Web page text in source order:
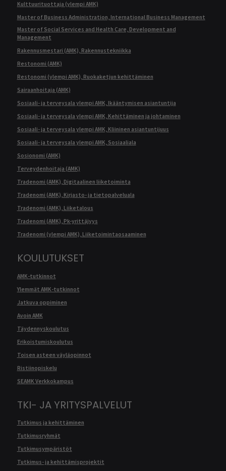
Kulttuurituottaja (ylempi AMK)
Master of Business Administration, International Business Management
Master of Social Services and Health Care, Development and
Management
Rakennusmestari (AMK), Rakennustekniikka
Restonomi (AMK)
Restonomi (ylempi AMK), Ruokaketjun kehittäminen
Sairaanhoitaja (AMK)
Sosiaali- ja terveysala ylempi AMK, Ikääntymisen asiantuntija
Sosiaali- ja terveysala ylempi AMK, Kehittäminen ja johtaminen
Sosiaali- ja terveysala ylempi AMK, Kliininen asiantuntijuus
Sosiaali- ja terveysala ylempi AMK, Sosiaaliala
Sosionomi (AMK)
Terveydenhoitaja (AMK)
Tradenomi (AMK), Digitaalinen liiketoiminta
Tradenomi (AMK), Kirjasto- ja tietopalveluala
Tradenomi (AMK), Liiketalous
Tradenomi (AMK), Pk-yrittäjyys
Tradenomi (ylempi AMK), Liiketoimintaosaaminen
KOULUTUKSET
AMK-tutkinnot
Ylemmät AMK-tutkinnot
Jatkuva oppiminen
Avoin AMK
Täydennyskoulutus
Erikoistumiskoulutus
Toisen asteen väyläopinnot
Ristiinopiskelu
SEAMK Verkkokampus
TKI- JA YRITYSPALVELUT
Tutkimus ja kehittäminen
Tutkimusryhmät
Tutkimusympäristöt
Tutkimus- ja kehittämisprojektit